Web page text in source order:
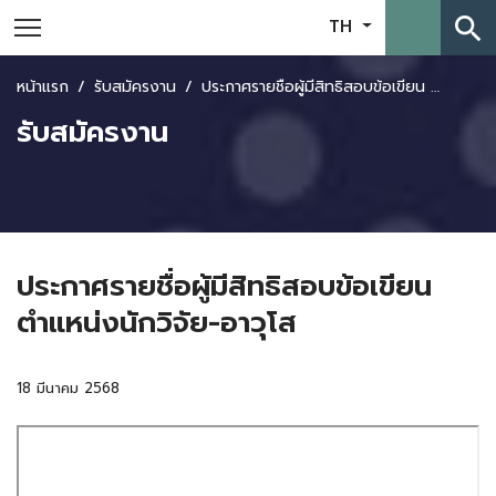
TH search
หน้าแรก รับสมัครงาน ประกาศรายชื่อผู้มีสิทธิสอบข้อเขียน ตำแหน่งนักวิจัย-อาวุโส
รับสมัครงาน
ประกาศรายชื่อผู้มีสิทธิสอบข้อเขียน
ตำแหน่งนักวิจัย-อาวุโส
18 มีนาคม 2568